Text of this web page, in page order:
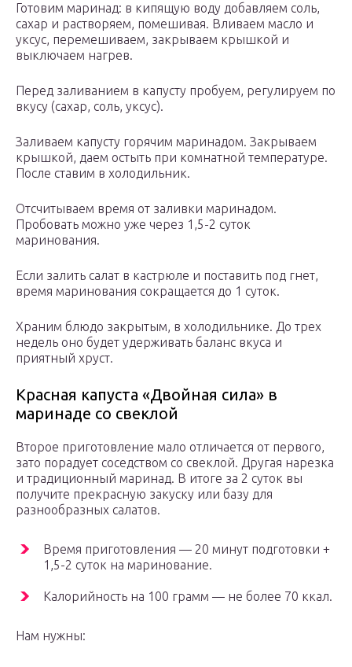
Готовим маринад: в кипящую воду добавляем соль,
сахар и растворяем, помешивая. Вливаем масло и
уксус, перемешиваем, закрываем крышкой и
выключаем нагрев.
Перед заливанием в капусту пробуем, регулируем по
вкусу (сахар, соль, уксус).
Заливаем капусту горячим маринадом. Закрываем
крышкой, даем остыть при комнатной температуре.
После ставим в холодильник.
Отсчитываем время от заливки маринадом.
Пробовать можно уже через 1,5-2 суток
маринования.
Если залить салат в кастрюле и поставить под гнет,
время маринования сокращается до 1 суток.
Храним блюдо закрытым, в холодильнике. До трех
недель оно будет удерживать баланс вкуса и
приятный хруст.
Красная капуста «Двойная сила» в
маринаде со свеклой
Второе приготовление мало отличается от первого,
зато порадует соседством со свеклой. Другая нарезка
и традиционный маринад. В итоге за 2 суток вы
получите прекрасную закуску или базу для
разнообразных салатов.
Время приготовления — 20 минут подготовки +
1,5-2 суток на маринование.
Калорийность на 100 грамм — не более 70 ккал.
Нам нужны: